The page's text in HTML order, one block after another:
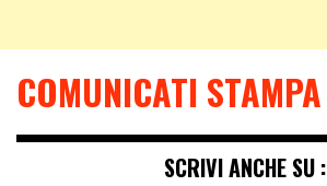
COMUNICATI STAMPA
SCRIVI ANCHE SU :